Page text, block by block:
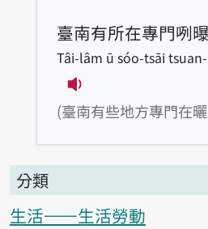
臺南有所在專門咧
Tâi-lâm ū sóo-tsāi
播放例句Tâi-lâm
(臺南有些地方專門在
分類
生活——生活勞動